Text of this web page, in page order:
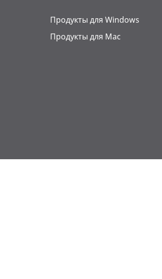
Продукты для Windows
Продукты для Mac